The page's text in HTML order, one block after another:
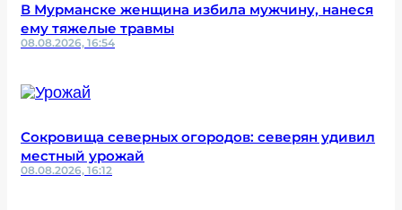
В Мурманске женщина избила мужчину, нанеся
ему тяжелые травмы
08.08.2026, 16:54
Сокровища северных огородов: северян удивил
местный урожай
08.08.2026, 16:12